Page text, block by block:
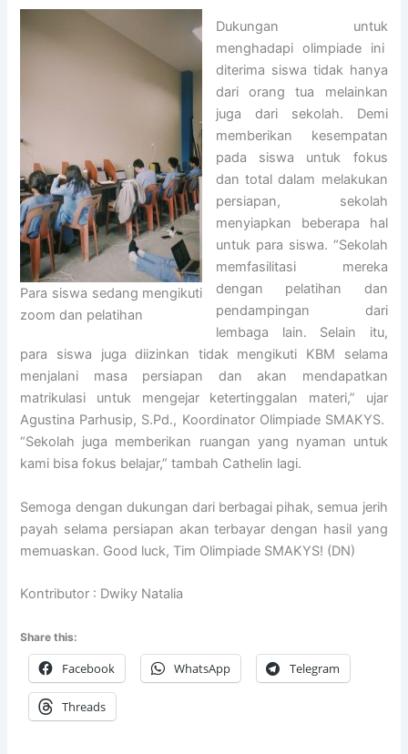
Para siswa sedang mengikuti
zoom dan pelatihan
Dukungan untuk
menghadapi olimpiade ini
diterima siswa tidak hanya
dari orang tua melainkan
juga dari sekolah. Demi
memberikan kesempatan
pada siswa untuk fokus
dan total dalam melakukan
persiapan, sekolah
menyiapkan beberapa hal
untuk para siswa. “Sekolah
memfasilitasi mereka
dengan pelatihan dan
pendampingan dari
lembaga lain. Selain itu,
para siswa juga diizinkan tidak mengikuti KBM selama
menjalani masa persiapan dan akan mendapatkan
matrikulasi untuk mengejar ketertinggalan materi,” ujar
Agustina Parhusip, S.Pd., Koordinator Olimpiade SMAKYS.
“Sekolah juga memberikan ruangan yang nyaman untuk
kami bisa fokus belajar,” tambah Cathelin lagi.
Semoga dengan dukungan dari berbagai pihak, semua jerih
payah selama persiapan akan terbayar dengan hasil yang
memuaskan. Good luck, Tim Olimpiade SMAKYS! (DN)
Kontributor : Dwiky Natalia
Share this:
Facebook WhatsApp Telegram
Threads